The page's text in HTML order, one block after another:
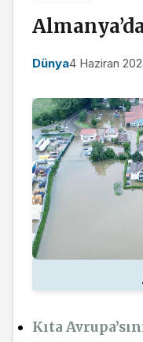
Dünya4 Haziran
Kıta